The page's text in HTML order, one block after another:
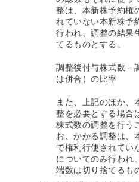
整は、本新株予約権
れていない本新株予
行われ、調整の結果
てるものとする。
調整後付与株式数＝
は併合）の比率
また、上記のほか、
整を必要とする場合
株式数の調整を行う
お、かかる調整は、
で権利行使されてい
についてのみ行われ
端数は切り捨てるも